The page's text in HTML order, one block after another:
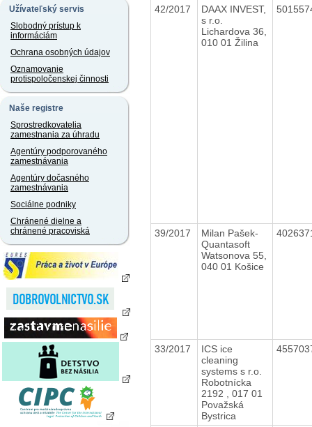
Užívateľský servis
Slobodný prístup k
informáciám
Ochrana osobných údajov
Oznamovanie
protispoločenskej činnosti
Naše registre
Sprostredkovatelia
zamestnania za úhradu
Agentúry podporovaného
zamestnávania
Agentúry dočasného
zamestnávania
Sociálne podniky
Chránené dielne a
chránené pracoviská
42/2017
DAAX INVEST,
s r.o.
Lichardova 36,
010 01 Žilina
39/2017
Milan Pašek-
Quantasoft
Watsonova 55,
040 01 Košice
33/2017
ICS ice
cleaning
systems s r.o.
Robotnícka
2192 , 017 01
Považská
Bystrica